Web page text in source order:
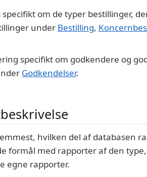
om de typer bestillinger,
under Bestilling,
specifikt om godkendere og
Godkendelser.
hvilken del af databasen
formål med rapporter af den
egne rapporter.